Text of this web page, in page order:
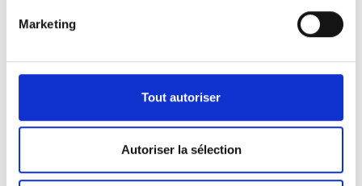
Marketing
Tout autoriser
Autoriser la sélection